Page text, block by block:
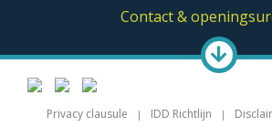
Contact &
Privacy clausule IDD Richtlijn